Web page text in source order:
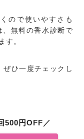
ので使いやすさも
無料の香水診断で
す。
ぜひ一度チェックし
500円OFF／